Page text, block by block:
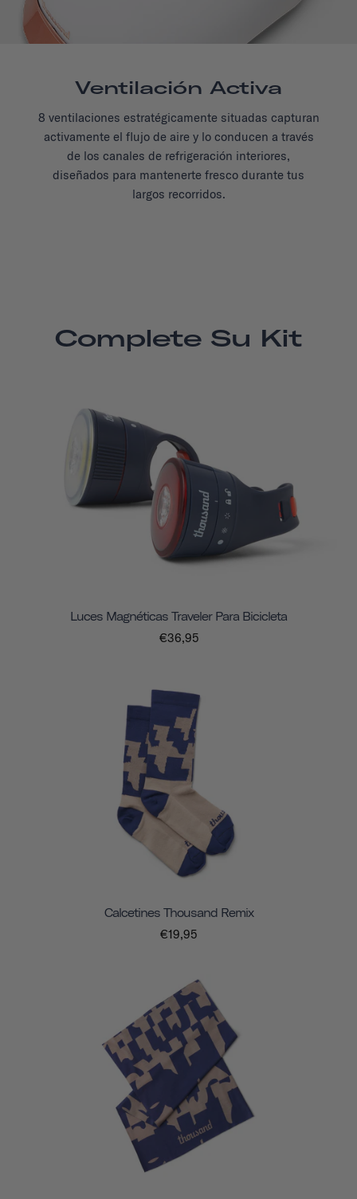
Ventilación Activa
8 ventilaciones estratégicamente situadas capturan
activamente el flujo de aire y lo conducen a través
de los canales de refrigeración interiores,
diseñados para mantenerte fresco durante tus
largos recorridos.
Complete Su Kit
Luces Magnéticas Traveler Para Bicicleta
€36,95
Calcetines Thousand Remix
€19,95